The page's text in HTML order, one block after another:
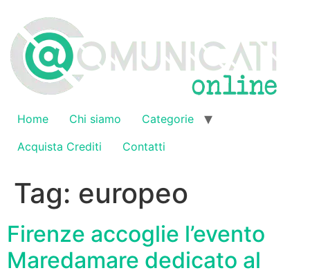
contenuto
Home Chi siamo
Categorie
Acquista Crediti
Contatti
Tag: europeo
Firenze accoglie l’evento
Maredamare dedicato al